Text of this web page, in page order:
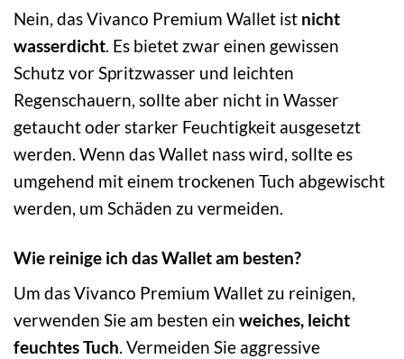
Nein, das Vivanco Premium Wallet ist nicht
wasserdicht. Es bietet zwar einen gewissen
Schutz vor Spritzwasser und leichten
Regenschauern, sollte aber nicht in Wasser
getaucht oder starker Feuchtigkeit ausgesetzt
werden. Wenn das Wallet nass wird, sollte es
umgehend mit einem trockenen Tuch abgewischt
werden, um Schäden zu vermeiden.
Wie reinige ich das Wallet am besten?
Um das Vivanco Premium Wallet zu reinigen,
verwenden Sie am besten ein weiches, leicht
feuchtes Tuch. Vermeiden Sie aggressive